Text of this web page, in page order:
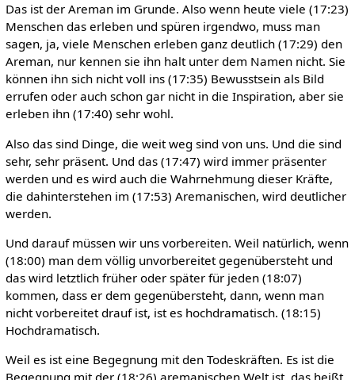
Das ist der Areman im Grunde. Also wenn heute viele (17:23)
Menschen das erleben und spüren irgendwo, muss man
sagen, ja, viele Menschen erleben ganz deutlich (17:29) den
Areman, nur kennen sie ihn halt unter dem Namen nicht. Sie
können ihn sich nicht voll ins (17:35) Bewusstsein als Bild
errufen oder auch schon gar nicht in die Inspiration, aber sie
erleben ihn (17:40) sehr wohl.
Also das sind Dinge, die weit weg sind von uns. Und die sind
sehr, sehr präsent. Und das (17:47) wird immer präsenter
werden und es wird auch die Wahrnehmung dieser Kräfte,
die dahinterstehen im (17:53) Aremanischen, wird deutlicher
werden.
Und darauf müssen wir uns vorbereiten. Weil natürlich, wenn
(18:00) man dem völlig unvorbereitet gegenübersteht und
das wird letztlich früher oder später für jeden (18:07)
kommen, dass er dem gegenübersteht, dann, wenn man
nicht vorbereitet drauf ist, ist es hochdramatisch. (18:15)
Hochdramatisch.
Weil es ist eine Begegnung mit den Todeskräften. Es ist die